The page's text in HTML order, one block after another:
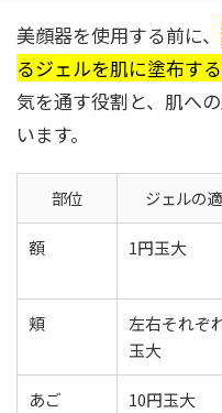
美顔器を使用する前に、
るジェルを肌に塗布す
気を通す役割と、肌へ
います。
部位 ジェルの
額 1円玉大
頬
左右それぞ
玉大
あご 10円玉大